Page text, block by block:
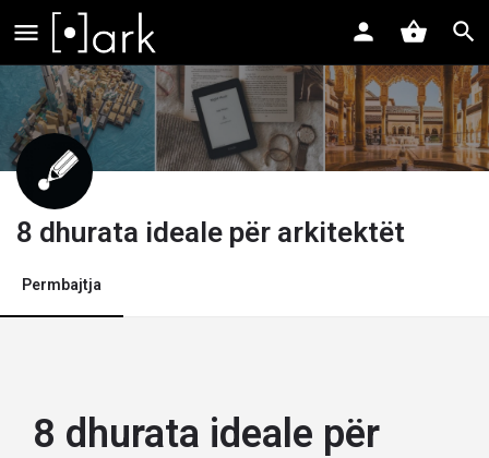
8 dhurata ideale për arkitektët
Permbajtja
8 dhurata ideale për